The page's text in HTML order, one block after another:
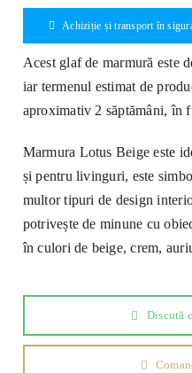
Lotus
Bej
Lustruită
2cm
Achiziție și transport în
Acest glaf de marmură este
iar termenul estimat de
aproximativ 2 săptămâni, în
Marmura Lotus Beige este
și pentru livinguri, este
multor tipuri de design
potrivește de minune cu
în culori de beige, crem,
Discută